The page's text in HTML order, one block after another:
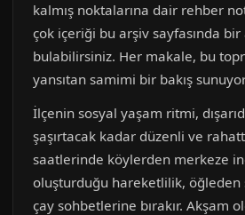
kalmış noktalarına dair rehber
çok içeriği bu arşiv sayfasında bir
bulabilirsiniz. Her makale, bu
yansıtan samimi bir bakış
İlçenin sosyal yaşam ritmi,
şaşırtacak kadar düzenli ve
saatlerinde köylerden merkeze
oluşturduğu hareketlilik, öğleden
çay sohbetlerine bırakır. Akşam